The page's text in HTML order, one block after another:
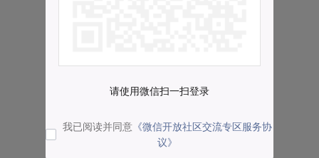
请使用微信扫一扫登录
我已阅读并同意 《微信开放社区交流专区服务协
议》